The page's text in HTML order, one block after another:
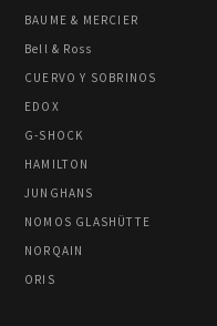
BAUME & MERCIER
Bell & Ross
CUERVO Y SOBRINOS
EDOX
G-SHOCK
HAMILTON
JUNGHANS
NOMOS GLASHÜTTE
NORQAIN
ORIS